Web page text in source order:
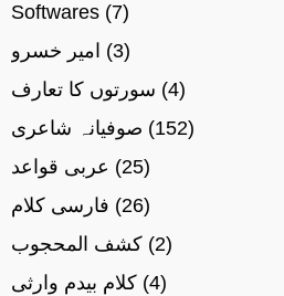
Softwares (7)
امیر خسرو (3)
سورتوں کا تعارف (4)
صوفیانہ شاعری (152)
عربی قواعد (25)
فارسی کلام (26)
کشف المحجوب (2)
کلام بیدم وارثی (4)